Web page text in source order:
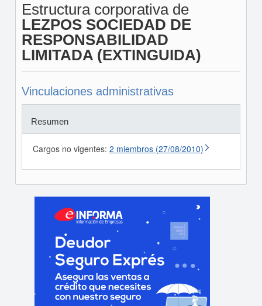
Estructura corporativa de
LEZPOS SOCIEDAD DE
RESPONSABILIDAD
LIMITADA (EXTINGUIDA)
Vinculaciones administrativas
Resumen
Cargos no vigentes: 2 miembros (27/08/2010)